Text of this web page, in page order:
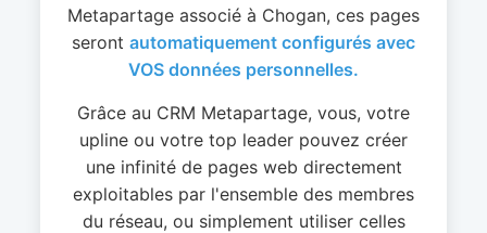
Metapartage associé à Chogan, ces pages
seront automatiquement configurés avec
VOS données personnelles.
Grâce au CRM Metapartage, vous, votre
upline ou votre top leader pouvez créer
une infinité de pages web directement
exploitables par l'ensemble des membres
du réseau, ou simplement utiliser celles